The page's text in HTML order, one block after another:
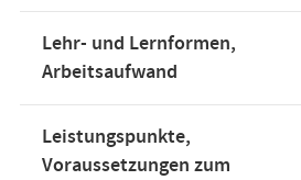
Lehr- und Lernformen,
Arbeitsaufwand
Leistungspunkte,
Voraussetzungen zum